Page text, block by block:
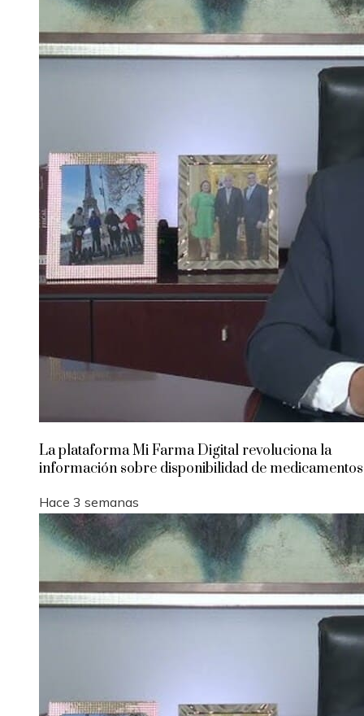
La plataforma Mi Farma Digital revoluciona la
información sobre disponibilidad de medicamentos
Hace 3 semanas